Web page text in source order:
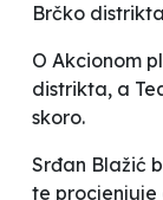
Brčko
O Akcionom
distrikta, a
skoro.
Srđan Blažić
te